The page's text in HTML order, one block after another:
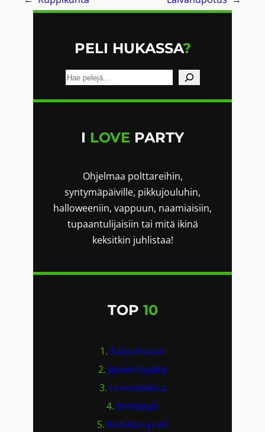
PELI HUKASSA?
E
I LOVE PARTY
Ohjelmaa polttareihin,
syntymäpäiville, pikkujouluhin,
halloweeniin, vappuun, naamiaisiin,
tupaantulijaisiin tai mitä ikinä
keksitkin juhlistaa!
TOP 10
1. Salatehtävät
2. Jäinen t-paita
3. Lennokkikisa
4. Ihmissusi
5. Kottikärryralli